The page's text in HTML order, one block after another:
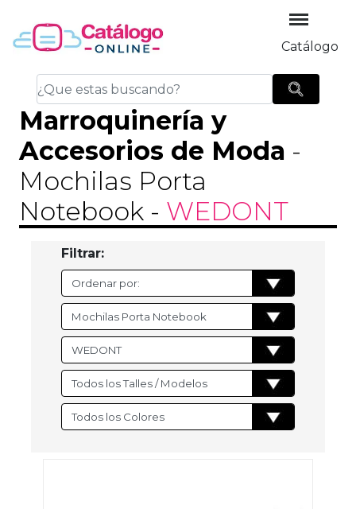
Catálogo
Marroquinería y
Accesorios de Moda -
Mochilas Porta
Notebook - WEDONT
Filtrar: